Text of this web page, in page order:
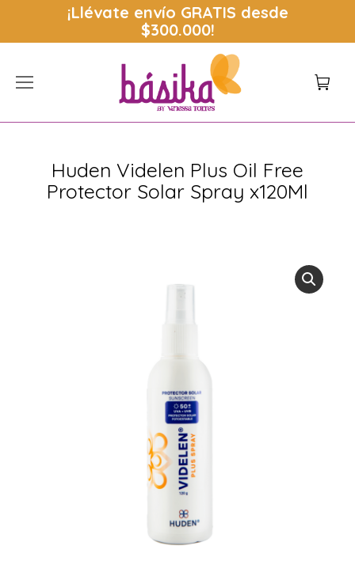
¡Llévate envío GRATIS desde
$300.000!
Huden Videlen Plus Oil Free
Protector Solar Spray x120Ml